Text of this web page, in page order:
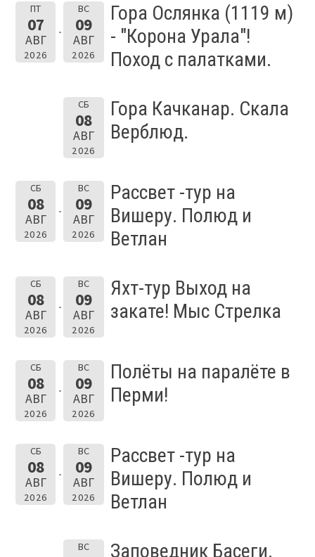
ПТ
07
АВГ
2026
ВС
09
АВГ
2026
Гора Ослянка (1119 м)
- "Корона Урала"!
Поход с палатками.
СБ
08
АВГ
2026
Гора Качканар. Скала
Верблюд.
СБ
08
АВГ
2026
ВС
09
АВГ
2026
Рассвет -тур на
Вишеру. Полюд и
Ветлан
СБ
08
АВГ
2026
ВС
09
АВГ
2026
Яхт-тур Выход на
закате! Мыс Стрелка
СБ
08
АВГ
2026
ВС
09
АВГ
2026
Полёты на паралёте в
Перми!
СБ
08
АВГ
2026
ВС
09
АВГ
2026
Рассвет -тур на
Вишеру. Полюд и
Ветлан
ВС
Заповедник Басеги.